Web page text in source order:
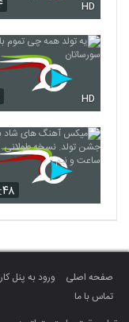
HD
HD
صفحه اصلی ورود به پنل
تماس با ما